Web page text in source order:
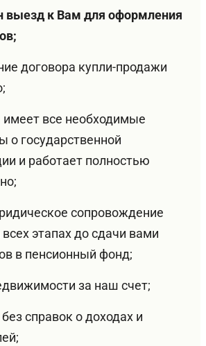
выезд к Вам для оформления
договора купли-продажи
все необходимые
о государственной
и работает полностью
сопровождение
этапах до сдачи вами
в пенсионный фонд;
за наш счет;
справок о доходах и